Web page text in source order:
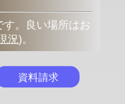
。良い場所はお
況)。